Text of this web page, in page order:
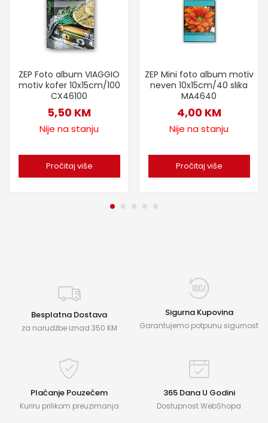
ZEP Foto album VIAGGIO
motiv kofer 10x15cm/100
CX46100
5,50 KM
Nije na stanju
Pročitaj više
ZEP Mini foto album motiv
neven 10x15cm/40 slika
MA4640
4,00 KM
Nije na stanju
Pročitaj više
Besplatna Dostava
za narudžbe iznad 350 KM
Sigurna Kupovina
Garantujemo potpunu sigurnost
Plaćanje Pouzećem
Kuriru prilikom preuzimanja
365 Dana U Godini
Dostupnost WebShopa